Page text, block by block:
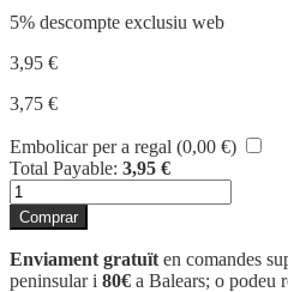
5% descompte exclusiu web
3,95 €
3,75 €
Embolicar per a regal (0,00 €)
Total Payable: 3,95 €
quantitat
de
LECTOJOCS
10
Comprar
Enviament gratuït en comandes
peninsular i 80€ a Balears; o podeu